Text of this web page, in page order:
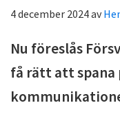
4 december 2024av
Nu föreslås
få rätt att spana